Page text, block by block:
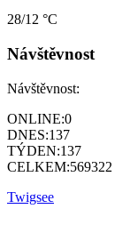
28/12 °C
Návštěvnost
Návštěvnost:
ONLINE:0
DNES:137
TÝDEN:137
CELKEM:569322
Twigsee